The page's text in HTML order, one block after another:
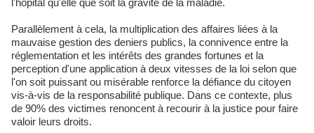
l'hôpital qu'elle que soit la gravité de la maladie.
Parallèlement à cela, la multiplication des affaires liées à la
mauvaise gestion des deniers publics, la connivence entre la
réglementation et les intérêts des grandes fortunes et la
perception d'une application à deux vitesses de la loi selon que
l'on soit puissant ou misérable renforce la défiance du citoyen
vis-à-vis de la responsabilité publique. Dans ce contexte, plus
de 90% des victimes renoncent à recourir à la justice pour faire
valoir leurs droits.